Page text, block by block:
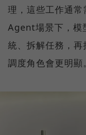
理，這些工作通
Agent場景下，模
統、拆解任務，再
調度角色會更明顯。